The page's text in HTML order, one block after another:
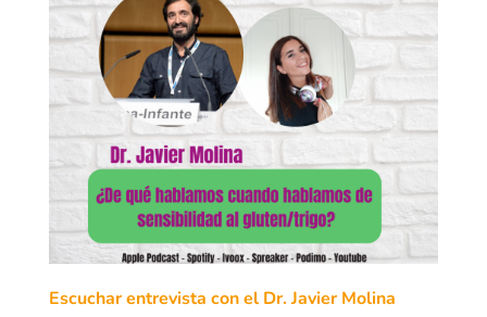
Escuchar entrevista con el Dr. Javier Molina